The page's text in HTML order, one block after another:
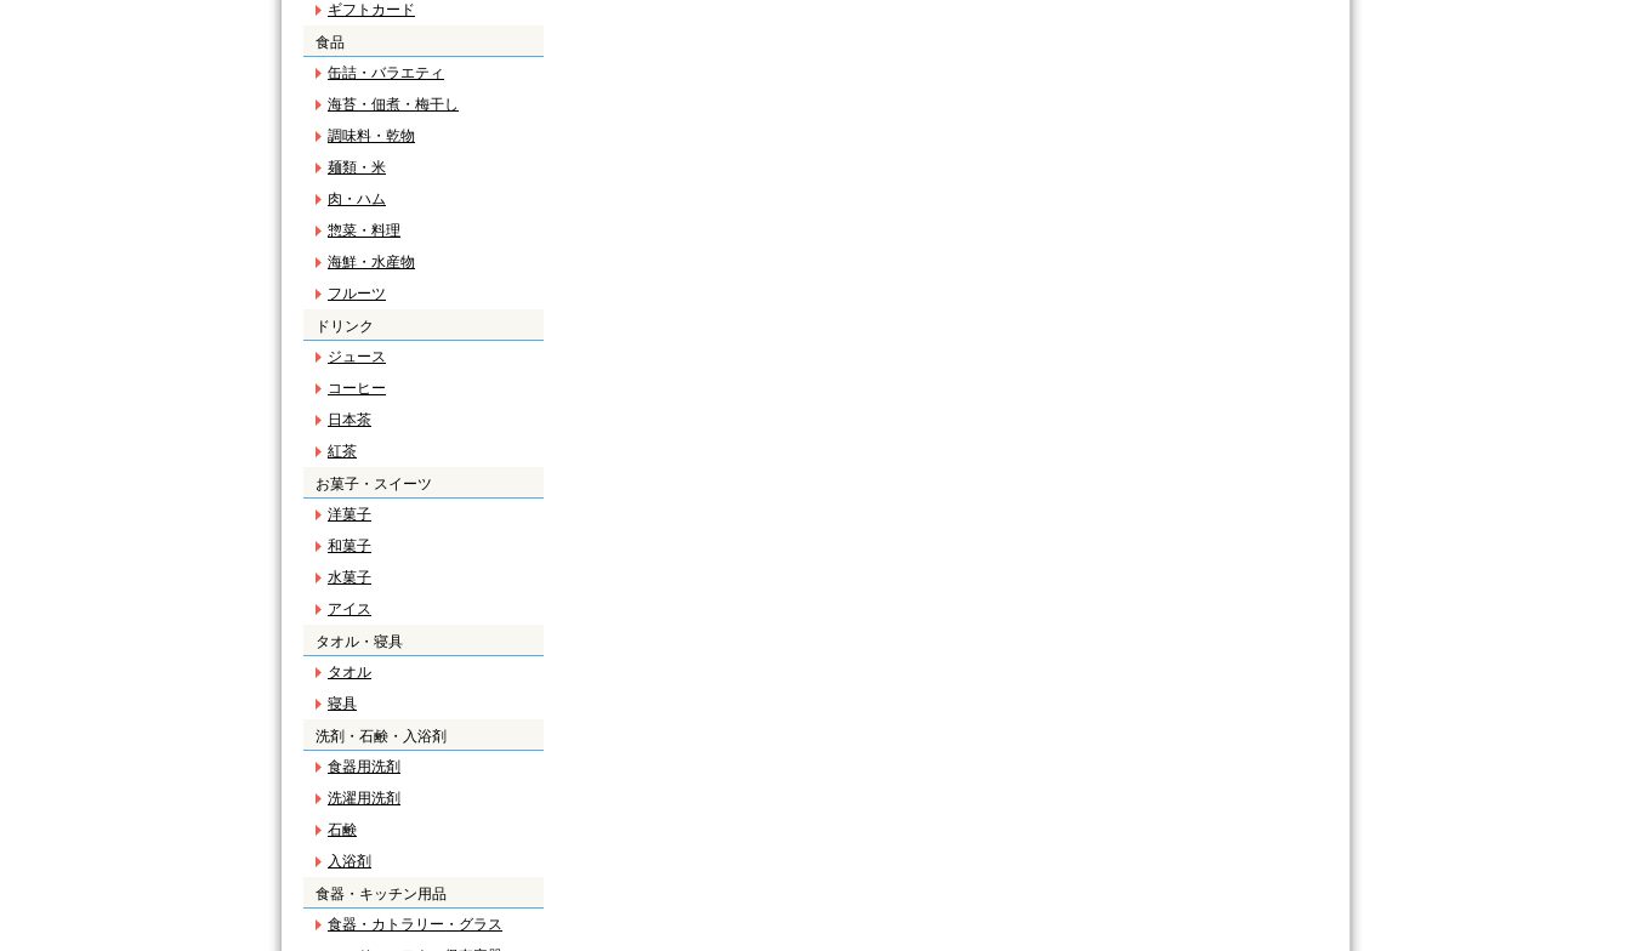
ギフトカード
食品
缶詰・バラエティ
海苔・佃煮・梅干し
調味料・乾物
麺類・米
肉・ハム
惣菜・料理
海鮮・水産物
フルーツ
ドリンク
ジュース
コーヒー
日本茶
紅茶
お菓子・スイーツ
洋菓子
和菓子
水菓子
アイス
タオル・寝具
タオル
寝具
洗剤・石鹸・入浴剤
食器用洗剤
洗濯用洗剤
石鹸
入浴剤
食器・キッチン用品
食器・カトラリー・グラス